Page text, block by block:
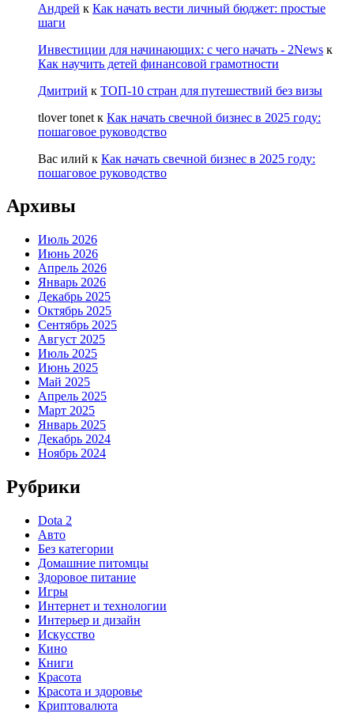
Андрей к Как начать вести личный бюджет: простые
шаги
Инвестиции для начинающих: с чего начать - 2News к
Как научить детей финансовой грамотности
Дмитрий к ТОП-10 стран для путешествий без визы
tlover tonet к Как начать свечной бизнес в 2025 году:
пошаговое руководство
Вас илий к Как начать свечной бизнес в 2025 году:
пошаговое руководство
Архивы
Июль 2026
Июнь 2026
Апрель 2026
Январь 2026
Декабрь 2025
Октябрь 2025
Сентябрь 2025
Август 2025
Июль 2025
Июнь 2025
Май 2025
Апрель 2025
Март 2025
Январь 2025
Декабрь 2024
Ноябрь 2024
Рубрики
Dota 2
Авто
Без категории
Домашние питомцы
Здоровое питание
Игры
Интернет и технологии
Интерьер и дизайн
Искусство
Кино
Книги
Красота
Красота и здоровье
Криптовалюта